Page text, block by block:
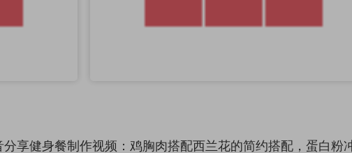
享健身餐制作视频：鸡胸肉搭配西兰花的简约搭配，蛋白粉